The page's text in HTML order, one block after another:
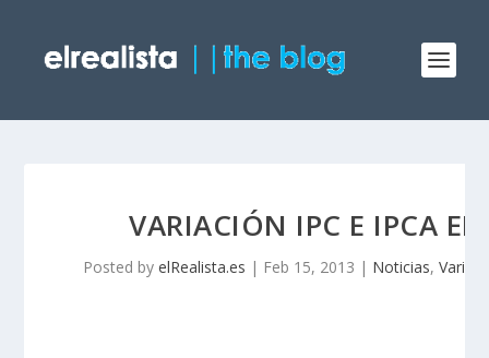
VARIACIÓN IPC E IPCA
Posted by elRealista.es | Feb 15, 2013 | Noticias,